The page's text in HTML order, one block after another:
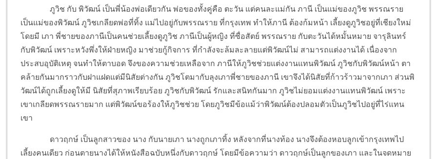
ภูวิช กับ พิวัฒน์ เป็นพี่น้องพ่อเดียวกัน พ่อของทั้งคู่คือ ตะวัน แต่คนละแม่กัน ภานี เป็นแม่ของภูวิช พรรณราย
เป็นแม่ของพิวัฒน์ ภูวิชเกลียดพ่อที่ทิ้ง แม่ไปอยู่กับพรรณราย ที่กรุงเทพ ทำให้ภานี ต้องก้มหน้า เลี้ยงดูภูวิชอยู่ที่เชียงใหม่
โดยมี เภา พี่ชายของภานีเป็นคนช่วยเลี้ยงดูภูวิช ภานีเป็นผู้หญิง ที่ซื่อสัตย์ พรรณราย กับตะวันได้หมั้นหมาย จารุลินทร์
กับพิวัฒน์ เพราะหวังพึ่งให้ฝ่ายหญิง มาช่วยกู้กิจการ ที่กำลังจะล้มละลายแต่พิวัฒน์ไม่ สามารถแต่งงานได้ เนื่องจาก
ประสบอุบัติเหตุ จนทำให้ตาบอด จึงของความช่วยเหลือจาก ภานีให้ภูวิชช่วยแต่งงานแทนพิวัฒน์ ภูวิชกับพิวัฒน์หน้า ตา
คล้ายกันมากราวกับฝาแฝดแต่มีนิสัยต่างกัน ภูวิชโตมากับลุงเภาพี่ชายของภานี เขาจึงได้นิสัยที่ก้าวร้าวมาจากเภา ส่วนพิ
วัฒน์ได้ถูกเลี้ยงดูให้มี นิสัยที่สุภาพเรียบร้อย ภูวิชกับพิวัฒน์ รักและสนิทกันมาก ภูวิชไม่ยอมแต่งงานแทนพิวัฒน์ เพราะ
เขาเกลียดพรรณรายมาก แต่พิวัฒน์ขอร้องให้ภูวิชช่วย โดยภูวิชมีข้อแม้ว่าพิวัฒน์ต้องปลอมตัวเป็นภูวิชไปอยู่ที่ไร่แทน
เขา
ดาวฤกษ์ เป็นลูกสาวของ นาง กับนายเภา นางถูกเภาทิ้ง หลังจากที่นางท้อง นางจึงต้องหอบลูกเข้ากรุงเทพไป
เลี้ยงคนเดียว ก่อนตายนางได้ให้หนังสือฉบับหนึ่งกับดาวฤกษ์ โดยมีข้อความว่า ดาวฤกษ์เป็นลูกของเภา และในจดหมาย